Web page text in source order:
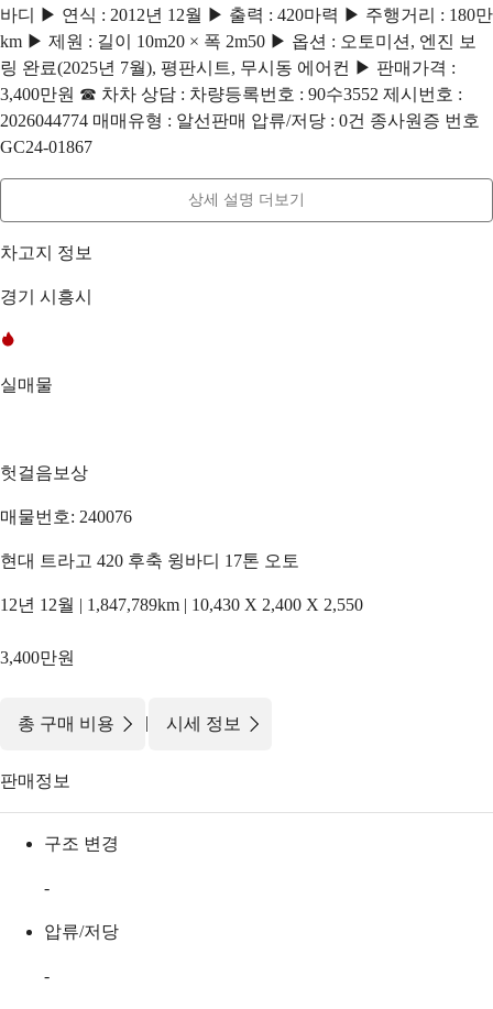
바디 ▶ 연식 : 2012년 12월 ▶ 출력 : 420마력 ▶ 주행거리 : 180만
km ▶ 제원 : 길이 10m20 × 폭 2m50 ▶ 옵션 : 오토미션, 엔진 보
링 완료(2025년 7월), 평판시트, 무시동 에어컨 ▶ 판매가격 :
3,400만원 ☎ 차차 상담 : 차량등록번호 : 90수3552 제시번호 :
2026044774 매매유형 : 알선판매 압류/저당 : 0건 종사원증 번호
GC24-01867
상세 설명 더보기
차고지 정보
경기 시흥시
실매물
헛걸음보상
매물번호: 240076
현대 트라고 420 후축 윙바디 17톤 오토
12년 12월 | 1,847,789km | 10,430 X 2,400 X 2,550
3,400만원
총 구매 비용 | 시세 정보
판매정보
구조 변경
-
압류/저당
-